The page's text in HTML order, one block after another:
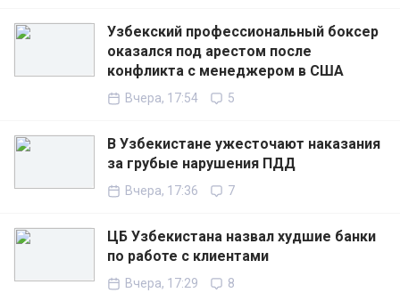
Узбекский профессиональный боксер
оказался под арестом после
конфликта с менеджером в США
Вчера, 17:54 5
В Узбекистане ужесточают наказания
за грубые нарушения ПДД
Вчера, 17:36 7
ЦБ Узбекистана назвал худшие банки
по работе с клиентами
Вчера, 17:29 8